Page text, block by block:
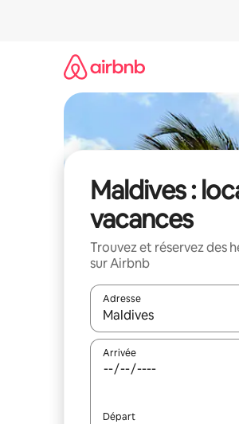
Maldives :
vacances
Trouvez et réservez des
sur Airbnb
Adresse
Lorsque les résultats
Arrivée
Départ